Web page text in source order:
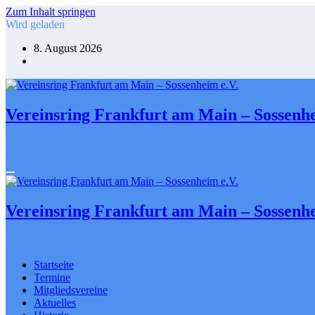
Zum Inhalt springen
Wird geladen
8. August 2026
Vereinsring Frankfurt am Main –
Vereinsring Frankfurt am Main –
Startseite
Termine
Mitgliedsvereine
Aktuelles